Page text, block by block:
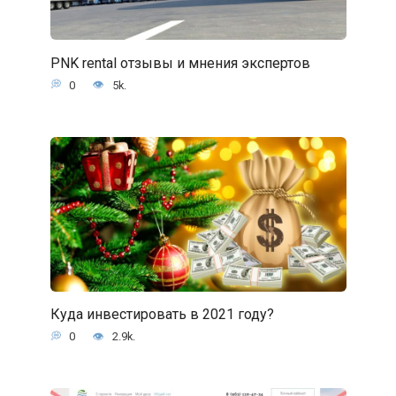
PNK rental отзывы и мнения экспертов
0 5k.
Куда инвестировать в 2021 году?
0 2.9k.